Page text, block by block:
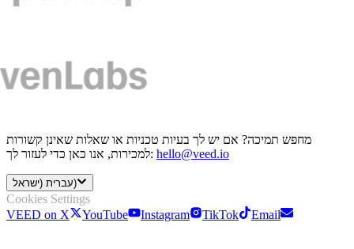
מחפש תמיכה? אם יש לך בעיות טכניות או שאלות שאינן קשורות
למכירות, אנו כאן כדי לעזור לך: hello@veed.io
עברית (ישראל)
Cookies Settings
VEED on X
YouTube Instagram TikTok Email